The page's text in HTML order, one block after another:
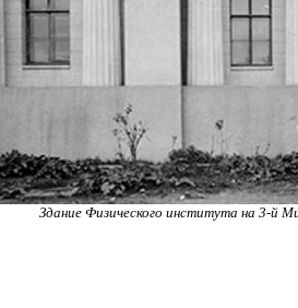
Здание Физического института на 3-й